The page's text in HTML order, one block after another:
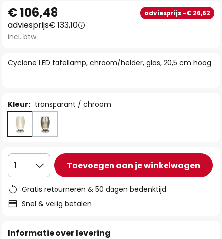
naar
het
begin
de
Cyclone LED tafellamp, chroom/helder, glas, 20,5 cm hoog
€ 106,48 adviesprijs -€ 26,62
adviesprijs€ 133,10
incl. btw
Kleur: transparant / chroom
1 Toevoegen aan je winkelwagen
Gratis retourneren & 50 dagen bedenktijd
Snel & veilig betalen
Informatie over levering